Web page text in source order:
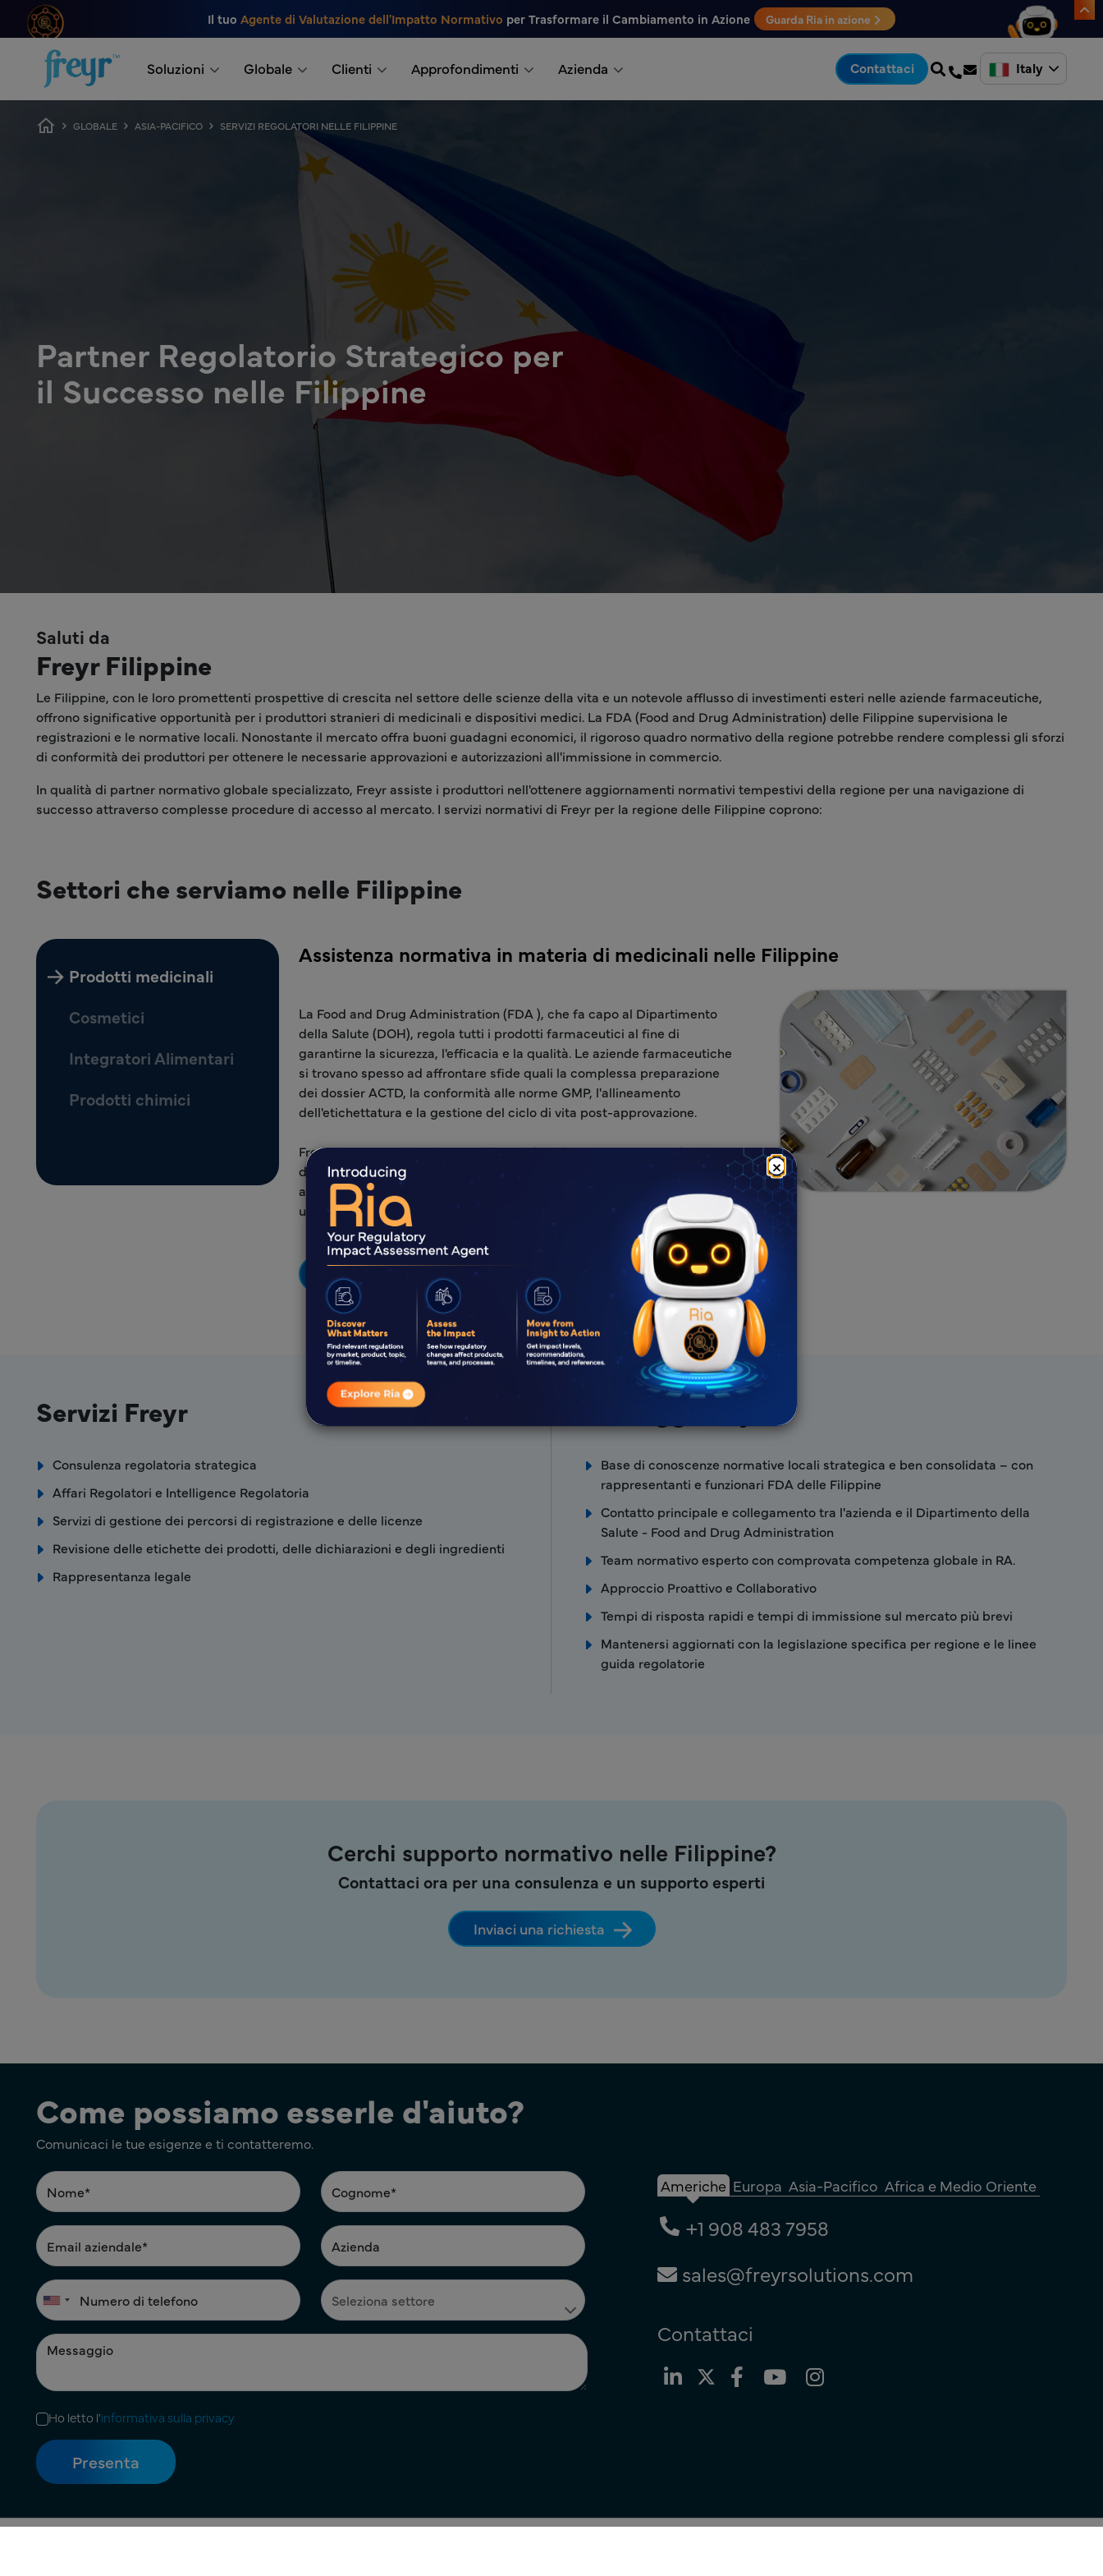
Salta al contenuto principale
×
Il tuo Agente di Valutazione dell'Impatto Normativo per Trasformare il Cambiamento in Azione Guarda Ria in azione
Soluzioni Globale Clienti Approfondimenti Azienda Contattaci Italy
Breadcrumb
GLOBALE ASIA-PACIFICO SERVIZI REGOLATORI NELLE FILIPPINE
Partner Regolatorio Strategico per
il Successo nelle Filippine
Saluti da
Freyr Filippine
Le Filippine, con le loro promettenti prospettive di crescita nel settore delle scienze della vita e un notevole afflusso di investimenti esteri nelle aziende farmaceutiche,
offrono significative opportunità per i produttori stranieri di medicinali e dispositivi medici. La FDA (Food and Drug Administration) delle Filippine supervisiona le
registrazioni e le normative locali. Nonostante il mercato offra buoni guadagni economici, il rigoroso quadro normativo della regione potrebbe rendere complessi gli sforzi
di conformità dei produttori per ottenere le necessarie approvazioni e autorizzazioni all'immissione in commercio.
In qualità di partner normativo globale specializzato, Freyr assiste i produttori nell'ottenere aggiornamenti normativi tempestivi della regione per una navigazione di
successo attraverso complesse procedure di accesso al mercato. I servizi normativi di Freyr per la regione delle Filippine coprono:
Settori che serviamo nelle Filippine
Prodotti medicinali
Cosmetici
Integratori Alimentari
Prodotti chimici
Assistenza normativa in materia di medicinali nelle Filippine
La Food and Drug Administration (FDA ), che fa capo al Dipartimento
della Salute (DOH), regola tutti i prodotti farmaceutici al fine di
garantirne la sicurezza, l'efficacia e la qualità. Le aziende farmaceutiche
si trovano spesso ad affrontare sfide quali la complessa preparazione
dei dossier ACTD, la conformità alle norme GMP, l'allineamento
dell'etichettatura e la gestione del ciclo di vita post-approvazione.
Freyr Solutions un supporto end-to-end — dalla compilazione dei
dossier e della documentazione GMP alla presentazione delle domande,
alla definizione dei prezzi e alla gestione delle variazioni — garantendo
un ingresso sul mercato filippino più rapido e conforme alle normative.
Scopri di più
Servizi Freyr
Consulenza regolatoria strategica
Affari Regolatori e Intelligence Regolatoria
Servizi di gestione dei percorsi di registrazione e delle licenze
Revisione delle etichette dei prodotti, delle dichiarazioni e degli ingredienti
Rappresentanza legale
Vantaggi Freyr
Base di conoscenze normative locali strategica e ben consolidata – con
rappresentanti e funzionari FDA delle Filippine
Contatto principale e collegamento tra l'azienda e il Dipartimento della
Salute - Food and Drug Administration
Team normativo esperto con comprovata competenza globale in RA.
Approccio Proattivo e Collaborativo
Tempi di risposta rapidi e tempi di immissione sul mercato più brevi
Mantenersi aggiornati con la legislazione specifica per regione e le linee
guida regolatorie
Cerchi supporto normativo nelle Filippine?
Contattaci ora per una consulenza e un supporto esperti
Inviaci una richiesta
Come possiamo esserle d'aiuto?
Comunicaci le tue esigenze e ti contatteremo.
Ho letto l'informativa sulla privacy
Americhe Europa Asia-Pacifico Africa e Medio Oriente
+1 908 483 7958
sales@freyrsolutions.com
Contattaci